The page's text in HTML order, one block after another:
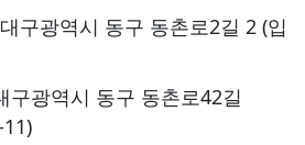
대구광역시 동구 동촌로2길 2 (입
구광역시 동구 동촌로42길